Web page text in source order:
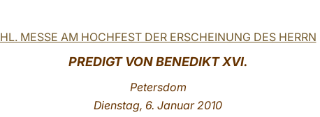
HL. MESSE AM HOCHFEST DER ERSCHEINUNG DES HERRN
PREDIGT VON BENEDIKT XVI.
Petersdom
Dienstag, 6. Januar 2010